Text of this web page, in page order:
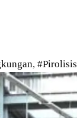
, #Pirolisis